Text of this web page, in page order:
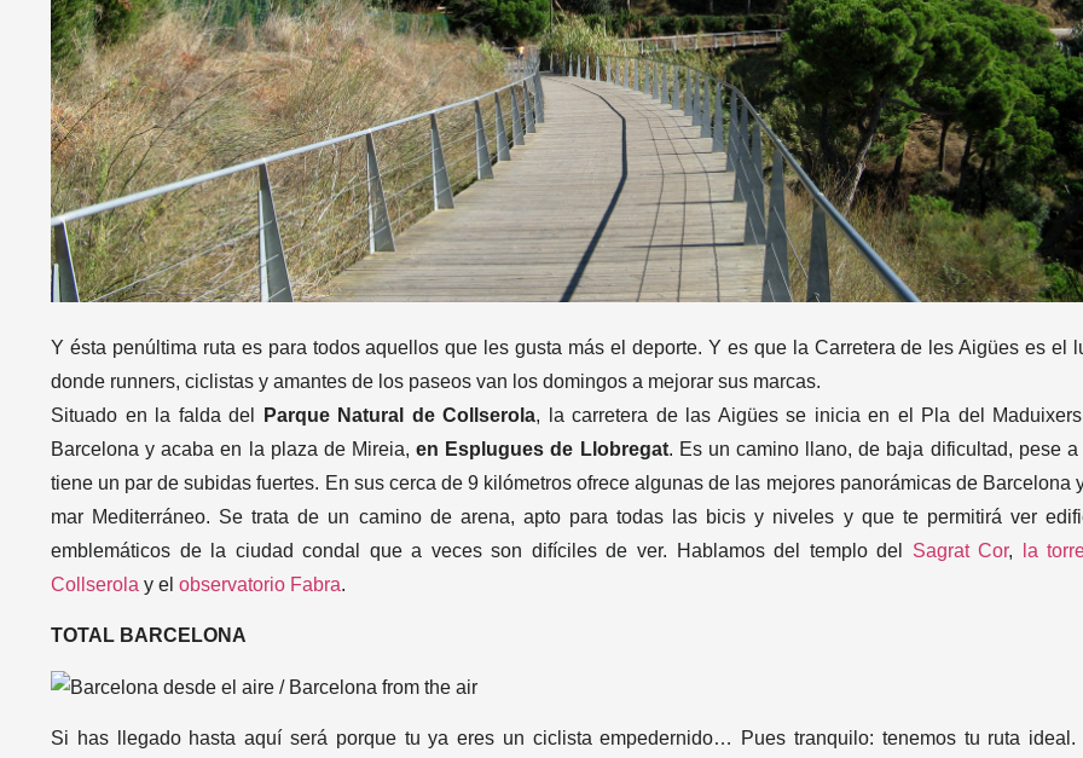
Y ésta penúltima ruta es para todos aquellos que les gusta más el deporte. Y es que la Carretera de les Aigües es el
donde runners, ciclistas y amantes de los paseos van los domingos a mejorar sus marcas.
Situado en la falda del
Parque Natural de Collserola, la carretera de las Aigües se inicia en el Pla del
Barcelona y acaba en la plaza de Mireia,en Esplugues de Llobregat. Es un camino llano, de baja dificultad, pese a
tiene un par de subidas fuertes. En sus cerca de 9 kilómetros ofrece algunas de las mejores panorámicas de Barcelona
mar Mediterráneo. Se trata de un camino de arena, apto para todas las bicis y niveles y que te permitirá ver
emblemáticos de la ciudad condal que a veces son difíciles de ver. Hablamos del templo del Sagrat Cor,
la
Collserola y el observatorio Fabra.
TOTAL BARCELONA
Si has llegado hasta aquí será porque tu ya eres un ciclista empedernido… Pues tranquilo: tenemos tu ruta ideal.